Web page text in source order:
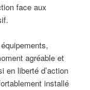
face aux
agréable et
en liberté d’action
installé